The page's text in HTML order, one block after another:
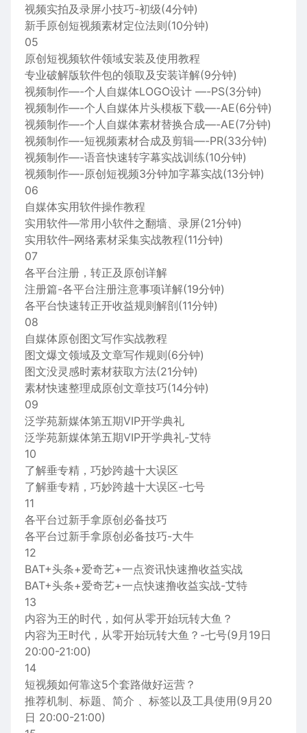
视频实拍及录屏小技巧-初级(4分钟)
新手原创短视频素材定位法则(10分钟)
05
原创短视频软件领域安装及使用教程
专业破解版软件包的领取及安装详解(9分钟)
视频制作—-个人自媒体LOGO设计 —-PS(3分钟)
视频制作—-个人自媒体片头模板下载—-AE(6分钟)
视频制作—-个人自媒体素材替换合成—-AE(7分钟)
视频制作—-短视频素材合成及剪辑—-PR(33分钟)
视频制作—-语音快速转字幕实战训练(10分钟)
视频制作—-原创短视频3分钟加字幕实战(13分钟)
06
自媒体实用软件操作教程
实用软件—常用小软件之翻墙、录屏(21分钟)
实用软件–网络素材采集实战教程(11分钟)
07
各平台注册，转正及原创详解
注册篇-各平台注册注意事项详解(19分钟)
各平台快速转正开收益规则解剖(11分钟)
08
自媒体原创图文写作实战教程
图文爆文领域及文章写作规则(6分钟)
图文没灵感时素材获取方法(21分钟)
素材快速整理成原创文章技巧(14分钟)
09
泛学苑新媒体第五期VIP开学典礼
泛学苑新媒体第五期VIP开学典礼-艾特
10
了解垂专精，巧妙跨越十大误区
了解垂专精，巧妙跨越十大误区-七号
11
各平台过新手拿原创必备技巧
各平台过新手拿原创必备技巧-大牛
12
BAT+头条+爱奇艺+一点资讯快速撸收益实战
BAT+头条+爱奇艺+一点快速撸收益实战-艾特
13
内容为王的时代，如何从零开始玩转大鱼？
内容为王时代，从零开始玩转大鱼？-七号(9月19日
20:00-21:00)
14
短视频如何靠这5个套路做好运营？
推荐机制、标题、简介 、标签以及工具使用(9月20
日 20:00-21:00)